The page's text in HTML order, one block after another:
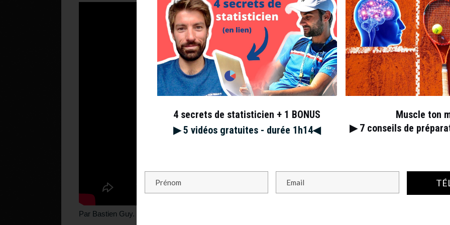
Par Bastien Guy.
4 secrets de statisticien + 1 BONUS
▶︎ 5 vidéos gratuites - durée 1h14◀︎
Muscle ton
▶︎ 7 conseils de